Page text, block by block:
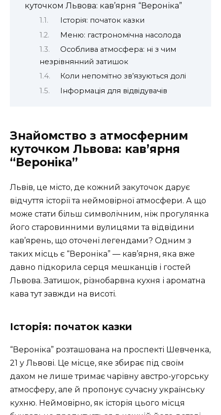
куточком Львова: кав’ярня “Вероніка”
Історія: початок казки
Меню: гастрономічна насолода
Особлива атмосфера: ні з чим
незрівнянний затишок
Коли непомітно зв’язуються долі
Інформація для відвідувачів
Знайомство з атмосферним
куточком Львова: кав’ярня
“Вероніка”
Львів, це місто, де кожний закуточок дарує
відчуття історії та неймовірної атмосфери. А що
може стати більш символічним, ніж прогулянка
його старовинними вулицями та відвідини
кав’ярень, що оточені легендами? Одним з
таких місць є “Вероніка” — кав’ярня, яка вже
давно підкорила серця мешканців і гостей
Львова. Затишок, різнобарвна кухня і ароматна
кава тут завжди на висоті.
Історія: початок казки
“Вероніка” розташована на проспекті Шевченка,
21 у Львові. Це місце, яке збирає під своїм
дахом не лише тримає чарівну австро-угорську
атмосферу, але й пропонує сучасну українську
кухню. Неймовірно, як історія цього місця